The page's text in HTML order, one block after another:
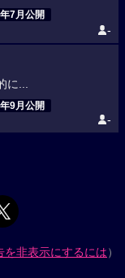
7月公開
-
に...
9月公開
-
を非表示にするには）